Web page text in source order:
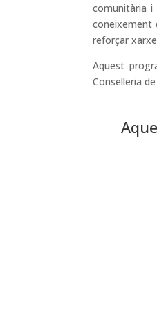
comunitària i
coneixement
reforçar
Aquest
Conselleria